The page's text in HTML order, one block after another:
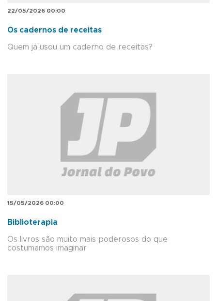
22/05/2026 00:00
Os cadernos de receitas
Quem já usou um caderno de receitas?
15/05/2026 00:00
Biblioterapia
Os livros são muito mais poderosos do que
costumamos imaginar